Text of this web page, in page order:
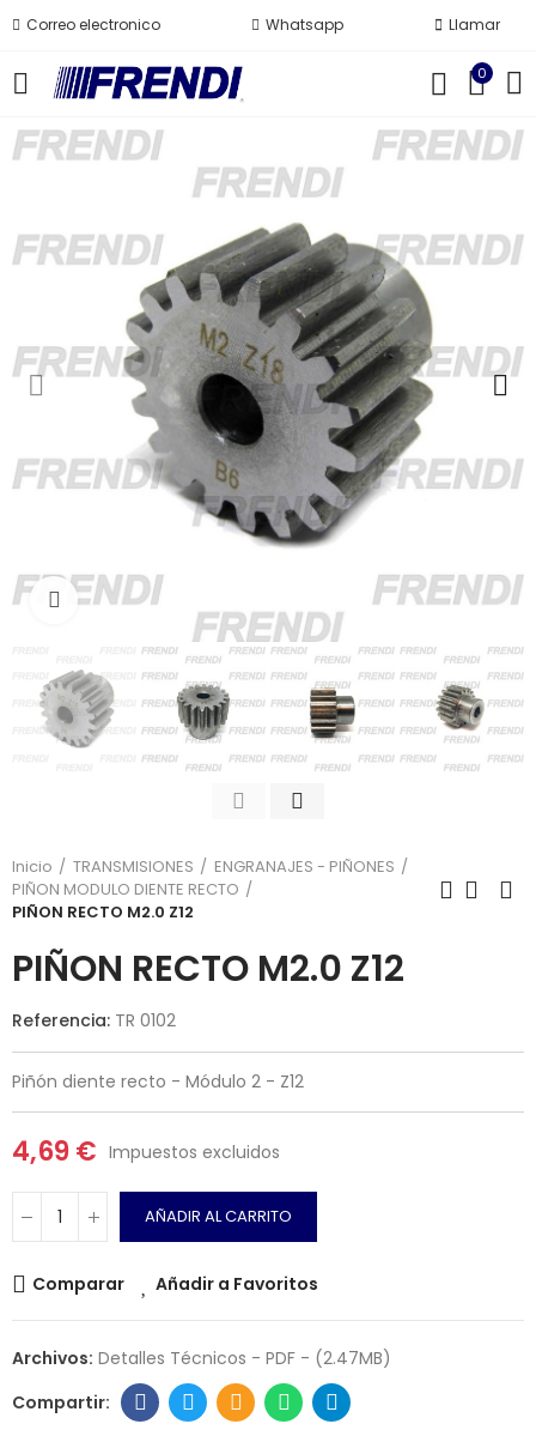
Correo electronico Whatsapp Llamar
0
Click para agrandar
Inicio TRANSMISIONES
ENGRANAJES - PIÑONES
PIÑON MODULO DIENTE RECTO
PIÑON RECTO M2.0 Z12
PIÑON RECTO M2.0 Z12
Referencia: TR 0102
Piñón diente recto - Módulo 2 - Z12
4,69 € Impuestos excluidos
AÑADIR AL CARRITO
Comparar Añadir a Favoritos
Archivos: Detalles Técnicos - PDF - (2.47MB)